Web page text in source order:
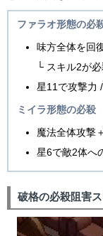
ファラオ形態の必
味方全体を回
└ スキル2が
星11で攻撃力
ミイラ形態の必殺
魔法全体攻撃
星6で敵2体へ
破格の必殺阻害ス